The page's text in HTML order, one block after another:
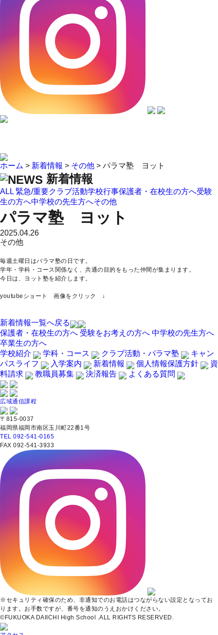
ホーム > 新着情報 > その他 > パラマ塾 ヨット
新着情報
ALL 緊急/重要クラブ活動学校行事保護者・在校生の方へ受験
生の方へ中学校の先生方へその他
パラマ塾 ヨット
2025.04.26
その他
毎週土曜日はパラマ塾の日です。
学年・学科・コース関係なく、共通の目的をもった仲間が集まります。
今日は、ヨット塾を紹介します。
youtubeショート 画像をクリック ↓
新着情報一覧へ戻る
保護者・在校生の方へ 受験をお考えの方へ 中学校の先生方へ
卒業生の方へ
学校紹介
学科・コース クラブ活動・パラマ塾
キャン
パスライフ
入学案内 新着情報 個人情報保護方針
資
料請求
教職員募集 決済報告 よくある質問
広域通信課程
〒815-0037
福岡県福岡市南区玉川町22番1号
TEL 092-541-0165
FAX 092-541-3933
※セキュリティ確保のため、非通知でのお電話はつながらない設定となってお
ります。お手数ですが、番号を通知のうえおかけください。
©FUKUOKA DAIICHI High School .ALL RIGHTS RESERVED.